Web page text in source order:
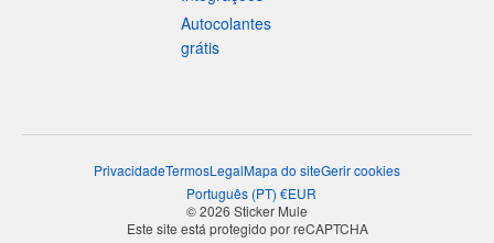
Autocolantes
grátis
PrivacidadeTermosLegalMapa do siteGerir cookies
Português (PT) €EUR
© 2026 Sticker Mule
Este site está protegido por reCAPTCHA